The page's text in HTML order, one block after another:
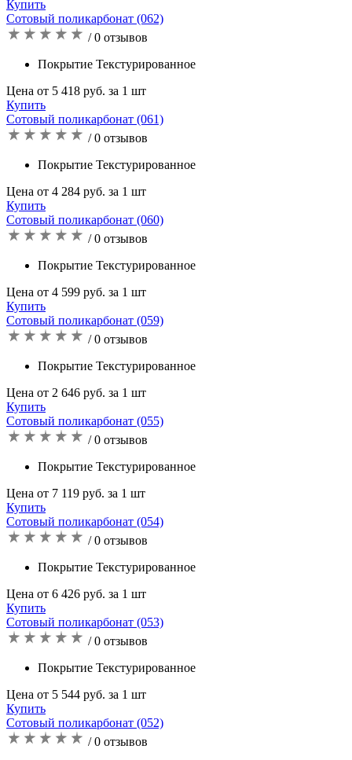
Купить
Сотовый поликарбонат (062)
/ 0 отзывов
Покрытие Текстурированное
Цена от 5 418 руб. за 1 шт
Купить
Сотовый поликарбонат (061)
/ 0 отзывов
Покрытие Текстурированное
Цена от 4 284 руб. за 1 шт
Купить
Сотовый поликарбонат (060)
/ 0 отзывов
Покрытие Текстурированное
Цена от 4 599 руб. за 1 шт
Купить
Сотовый поликарбонат (059)
/ 0 отзывов
Покрытие Текстурированное
Цена от 2 646 руб. за 1 шт
Купить
Сотовый поликарбонат (055)
/ 0 отзывов
Покрытие Текстурированное
Цена от 7 119 руб. за 1 шт
Купить
Сотовый поликарбонат (054)
/ 0 отзывов
Покрытие Текстурированное
Цена от 6 426 руб. за 1 шт
Купить
Сотовый поликарбонат (053)
/ 0 отзывов
Покрытие Текстурированное
Цена от 5 544 руб. за 1 шт
Купить
Сотовый поликарбонат (052)
/ 0 отзывов